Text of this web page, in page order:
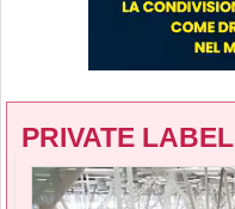
PRIVATE LABEL